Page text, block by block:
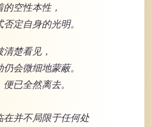
空性本性，
定自身的光明。
楚看见，
会微细地蒙蔽。
已全然离去。
并不局限于任何处